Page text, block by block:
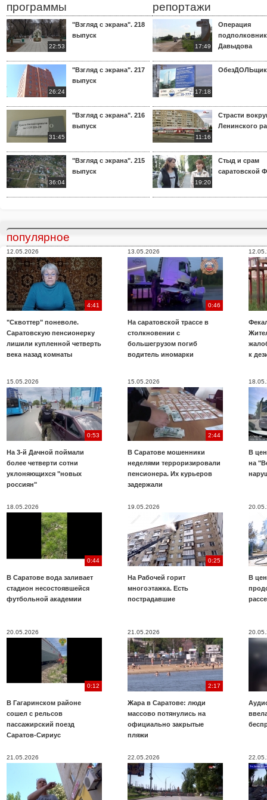
программы
22:53
"Взгляд с экрана". 218
выпуск
26:24
"Взгляд с экрана". 217
выпуск
31:45
"Взгляд с экрана". 216
выпуск
36:04
"Взгляд с экрана". 215
выпуск
репортажи
17:49
Операция
Давыдова
17:18
11:16
Страсти
Ленинского
19:20
Стыд и срам
саратовской
популярное
12.05.2026
4:41
"Сквоттер" поневоле.
Саратовскую пенсионерку
лишили купленной четверть
века назад комнаты
13.05.2026
0:46
На саратовской трассе в
столкновении с
большегрузом погиб
водитель иномарки
к
15.05.2026
0:53
На 3-й Дачной поймали
более четверти сотни
уклоняющихся "новых
россиян"
15.05.2026
2:44
В Саратове мошенники
неделями терроризировали
пенсионера. Их курьеров
задержали
В
на
18.05.2026
0:44
В Саратове вода заливает
стадион несостоявшейся
футбольной академии
19.05.2026
0:25
На Рабочей горит
многоэтажка. Есть
пострадавшие
В
20.05.2026
0:12
В Гагаринском районе
сошел с рельсов
пассажирский поезд
Саратов-Сириус
21.05.2026
2:17
Жара в Саратове: люди
массово потянулись на
официально закрытые
пляжи
21.05.2026 22.05.2026